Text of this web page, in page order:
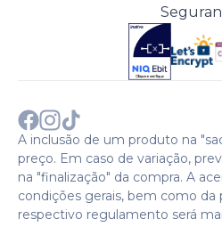
Política de Privacidade
Comprar com CNPJ?
Sobre a COTY no mundo
Cenoura & Bronze
A inclusão de um produto na
preço. Em caso de variação,
na "finalização" da compra. A
condições gerais, bem como da
respectivo regulamento será